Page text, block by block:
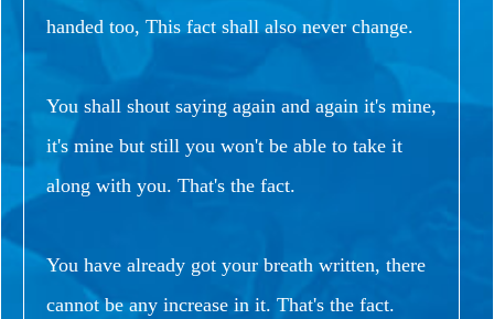
handed too, This fact shall also never change.
You shall shout saying again and again it's mine,
it's mine but still you won't be able to take it
along with you. That's the fact.
You have already got your breath written, there
cannot be any increase in it. That's the fact.